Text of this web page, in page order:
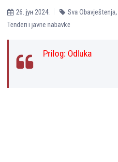
26. јун 2024. Sva Obavještenja,
Tenderi i javne nabavke
Prilog: Odluka